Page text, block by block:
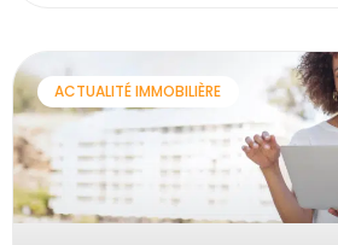
ACTUALITÉ IMMOBILIÈRE